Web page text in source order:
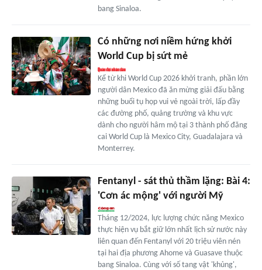
bang Sinaloa.
Có những nơi niềm hứng khởi
World Cup bị sứt mẻ
Kể từ khi World Cup 2026 khởi tranh, phần lớn
người dân Mexico đã ăn mừng giải đấu bằng
những buổi tụ họp vui vẻ ngoài trời, lấp đầy
các đường phố, quảng trường và khu vực
dành cho người hâm mộ tại 3 thành phố đăng
cai World Cup là Mexico City, Guadalajara và
Monterrey.
Fentanyl - sát thủ thầm lặng: Bài 4:
'Cơn ác mộng' với người Mỹ
Tháng 12/2024, lực lượng chức năng Mexico
thực hiện vụ bắt giữ lớn nhất lịch sử nước này
liên quan đến Fentanyl với 20 triệu viên nén
tại hai địa phương Ahome và Guasave thuộc
bang Sinaloa. Cùng với số tang vật 'khủng',